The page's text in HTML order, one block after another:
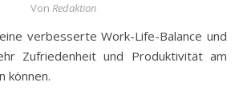
Von Redaktion
Zufriedenheit und Produktivität am
können.